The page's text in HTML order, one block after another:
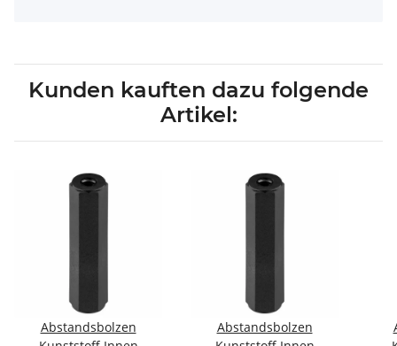
Kunden kauften dazu folgende
Artikel:
Abstandsbolzen
Abstandsbolzen